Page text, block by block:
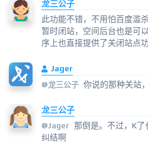
龙三公子
此功能不错，不用怕百度滥
暂时闭站，空间后台也是可
序上也直接提供了关闭站点功
Jager
@龙三公子 你说的那种关站
龙三公子
@Jager 那倒是。不过，K
纠结啊